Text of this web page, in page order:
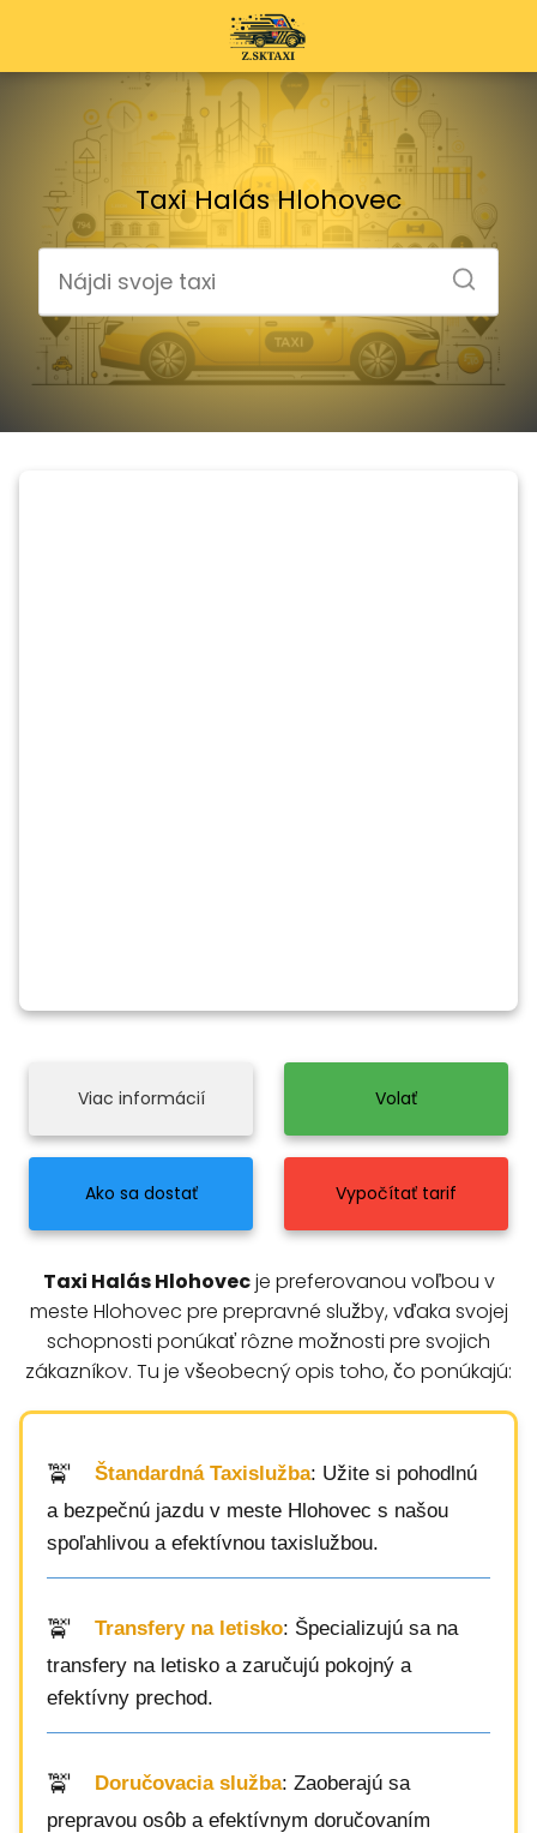
Taxi Halás Hlohovec
Viac informácií Volať
Ako sa dostať Vypočítať tarif
Taxi Halás Hlohovecje preferovanou voľbou v
meste Hlohovec pre prepravné služby, vďaka svojej
schopnosti ponúkať rôzne možnosti pre svojich
zákazníkov. Tu je všeobecný opis toho, čo ponúkajú:
Štandardná Taxislužba: Užite si pohodlnú
a bezpečnú jazdu v meste Hlohovec s našou
spoľahlivou a efektívnou taxislužbou.
Transfery na letisko: Špecializujú sa na
transfery na letisko a zaručujú pokojný a
efektívny prechod.
Doručovacia služba: Zaoberajú sa
prepravou osôb a efektívnym doručovaním